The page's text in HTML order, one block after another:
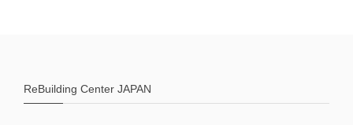
ReBuilding Center JAPAN